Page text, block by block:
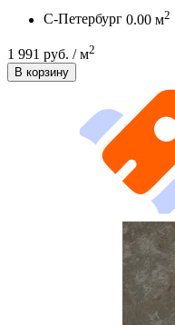
С-Петербург 0.00 м2
1 991 руб. / м2
В корзину